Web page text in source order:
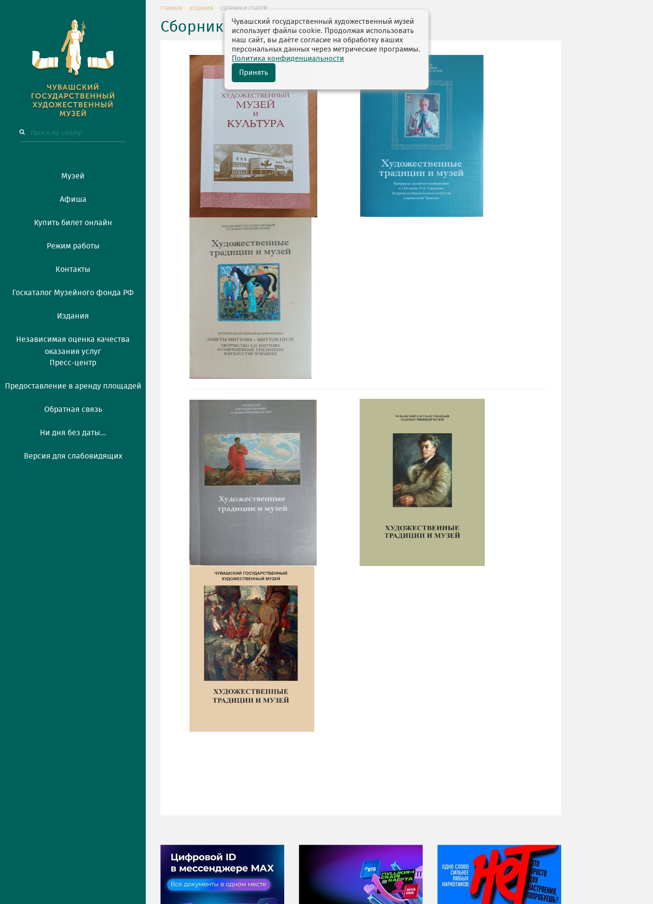
Музей
Афиша
Купить билет онлайн
Режим работы
Контакты
Госкаталог Музейного фонда РФ
Издания
Независимая оценка качества
оказания услуг
Пресс-центр
Предоставление в аренду площадей
Обратная связь
Ни дня без даты...
Версия для слабовидящих
ГЛАВНАЯ ИЗДАНИЯ СБОРНИКИ СТАТЕЙ
Сборники статей
НИ ДНЯ БЕЗ ДАТЫ...
07 августа
Я встретил вас – и
всё былое...
Чувашский государственный художественный музей
использует файлы cookie. Продолжая использовать
наш сайт, вы даёте согласие на обработку ваших
персональных данных через метрические программы.
Политика конфиденциальности
Принять